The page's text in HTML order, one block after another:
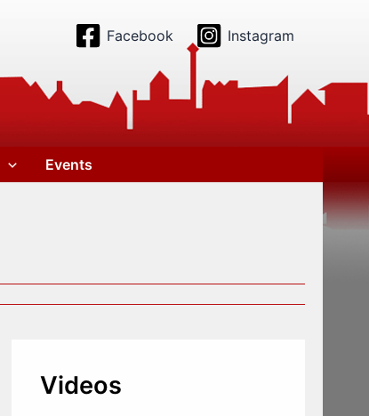
Facebook Instagram
Events
Videos